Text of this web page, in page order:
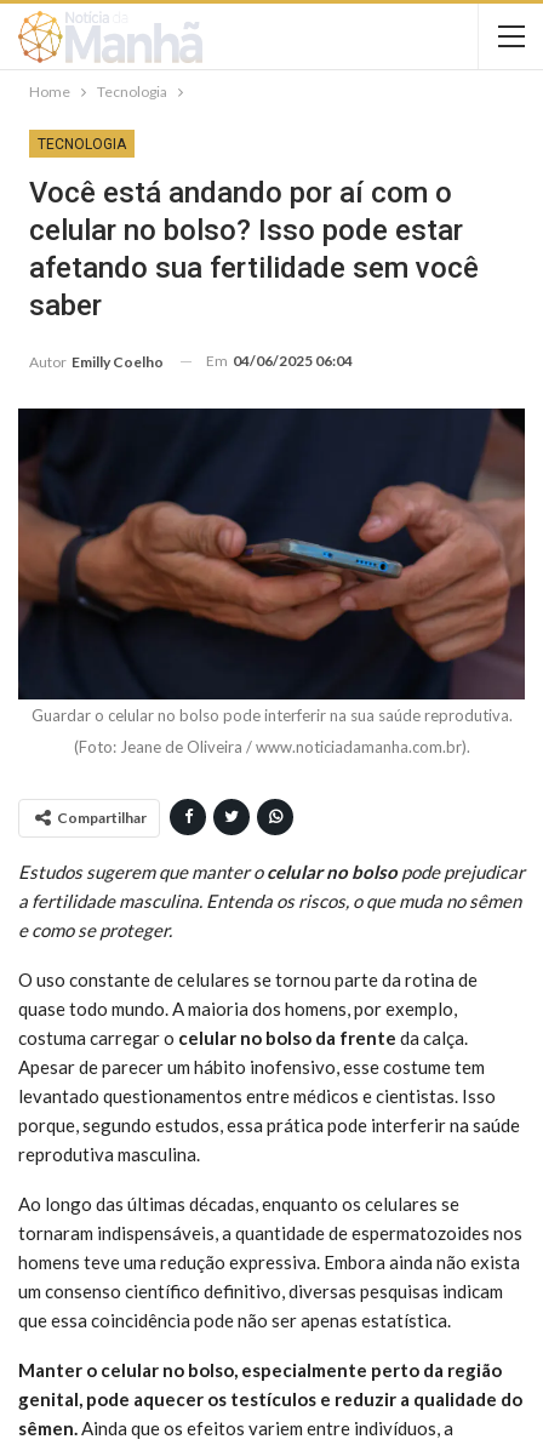
Home Tecnologia
TECNOLOGIA
Você está andando por aí com o
celular no bolso? Isso pode estar
afetando sua fertilidade sem você
saber
Autor Emilly Coelho Em 04/06/2025 06:04
Guardar o celular no bolso pode interferir na sua saúde reprodutiva.
(Foto: Jeane de Oliveira / www.noticiadamanha.com.br).
Compartilhar
Estudos sugerem que manter ocelular no bolsopode prejudicar
a fertilidade masculina. Entenda os riscos, o que muda no sêmen
e como se proteger.
O uso constante de celulares se tornou parte da rotina de
quase todo mundo. A maioria dos homens, por exemplo,
costuma carregar o celular no bolso da frente da calça.
Apesar de parecer um hábito inofensivo, esse costume tem
levantado questionamentos entre médicos e cientistas. Isso
porque, segundo estudos, essa prática pode interferir na saúde
reprodutiva masculina.
Ao longo das últimas décadas, enquanto os celulares se
tornaram indispensáveis, a quantidade de espermatozoides nos
homens teve uma redução expressiva. Embora ainda não exista
um consenso científico definitivo, diversas pesquisas indicam
que essa coincidência pode não ser apenas estatística.
Manter o celular no bolso, especialmente perto da região
genital, pode aquecer os testículos e reduzir a qualidade do
sêmen.Ainda que os efeitos variem entre indivíduos, a